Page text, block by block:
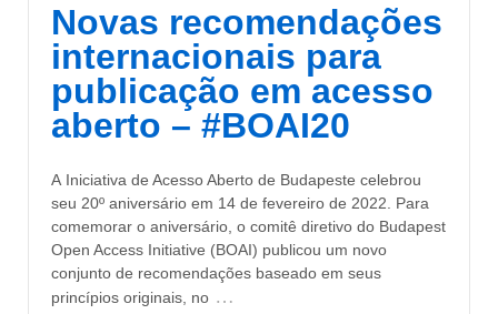
Novas recomendações
internacionais para
publicação em acesso
aberto – #BOAI20
A Iniciativa de Acesso Aberto de Budapeste celebrou
seu 20º aniversário em 14 de fevereiro de 2022. Para
comemorar o aniversário, o comitê diretivo do Budapest
Open Access Initiative (BOAI) publicou um novo
conjunto de recomendações baseado em seus
princípios originais, no …